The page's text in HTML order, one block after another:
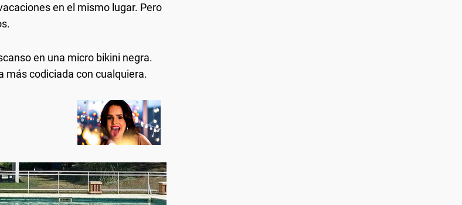
en el mismo lugar. Pero
en una micro bikini negra.
más codiciada con cualquiera.